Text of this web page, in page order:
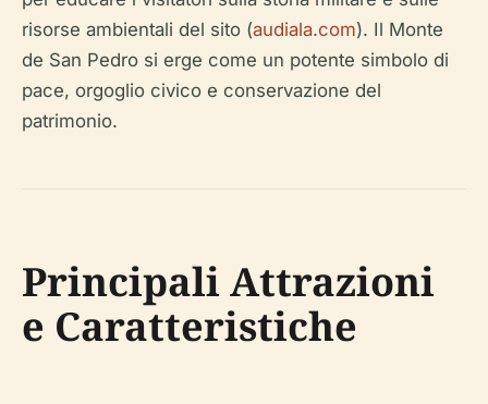
risorse ambientali del sito (audiala.com). Il Monte
de San Pedro si erge come un potente simbolo di
pace, orgoglio civico e conservazione del
patrimonio.
Principali Attrazioni
e Caratteristiche